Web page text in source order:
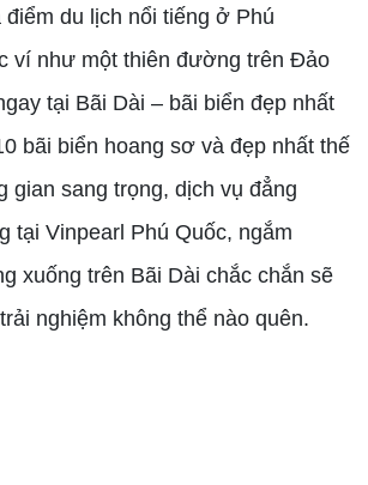
du lịch nổi tiếng ở Phú
ví như một thiên đường trên Đảo
tại Bãi Dài – bãi biển đẹp nhất
bãi biển hoang sơ và đẹp nhất thế
gian sang trọng, dịch vụ đẳng
tại Vinpearl Phú Quốc, ngắm
xuống trên Bãi Dài chắc chắn sẽ
nghiệm không thể nào quên.